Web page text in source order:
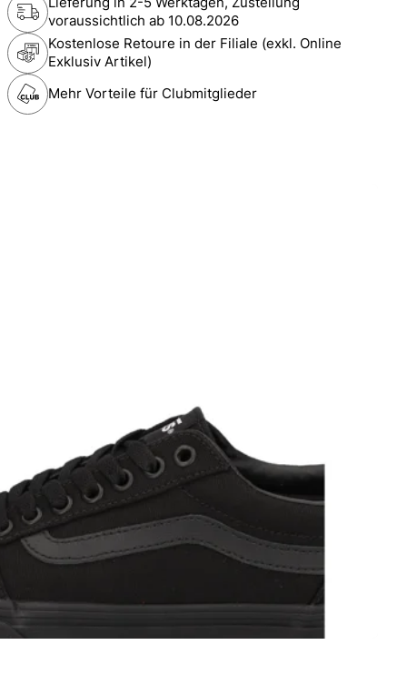
voraussichtlich ab 10.08.2026
Kostenlose Retoure in der Filiale (exkl. Online
Exklusiv Artikel)
Mehr Vorteile für Clubmitglieder